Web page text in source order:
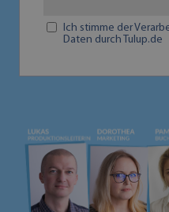
Ich stimme der
Daten durch Tulup.de